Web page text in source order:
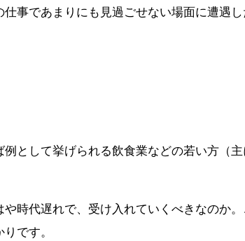
事であまりにも見過ごせない場面に遭遇
として挙げられる飲食業などの若い方（
時代遅れで、受け入れていくべきなのか
です。